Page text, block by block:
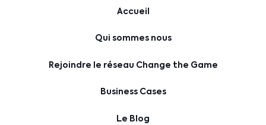
Accueil
Qui sommes nous
Rejoindre le réseau Change the Game
Business Cases
Le Blog